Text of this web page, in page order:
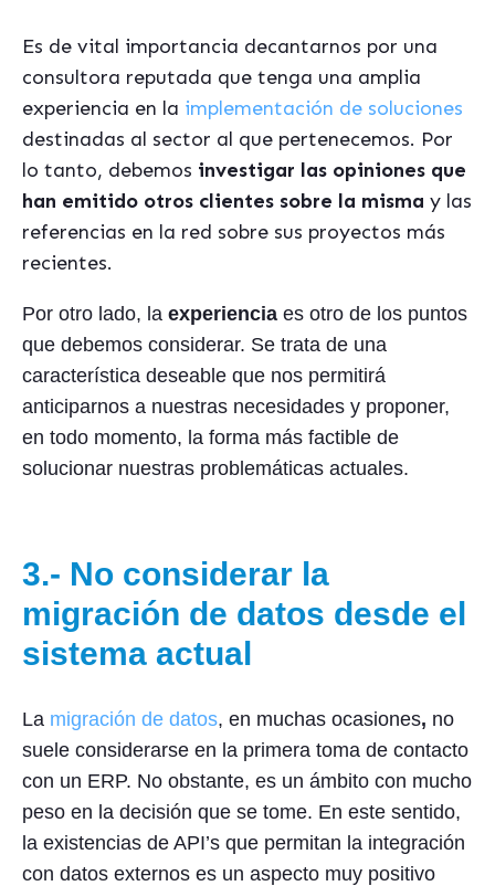
Es de vital importancia decantarnos por una
consultora reputada que tenga una amplia
experiencia en la implementación de soluciones
destinadas al sector al que pertenecemos. Por
lo tanto, debemos investigar las opiniones que
han emitido otros clientes sobre la misma y las
referencias en la red sobre sus proyectos más
recientes.
Por otro lado, la experiencia es otro de los puntos
que debemos considerar. Se trata de una
característica deseable que nos permitirá
anticiparnos a nuestras necesidades y proponer,
en todo momento, la forma más factible de
solucionar nuestras problemáticas actuales.
3.- No considerar la
migración de datos desde el
sistema actual
La migración de datos, en muchas ocasiones, no
suele considerarse en la primera toma de contacto
con un ERP. No obstante, es un ámbito con mucho
peso en la decisión que se tome. En este sentido,
la existencias de API’s que permitan la integración
con datos externos es un aspecto muy positivo